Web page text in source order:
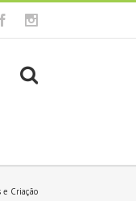
Facebook
Criação